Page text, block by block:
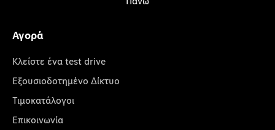
Αγορά
Κλείστε ένα test drive
Εξουσιοδοτημένο Δίκτυο
Τιμοκατάλογοι
Επικοινωνία